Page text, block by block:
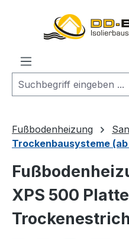
Zum Hauptinhalt springen
Fußbodenheizung
Trockenbausysteme (ab
XPS 500